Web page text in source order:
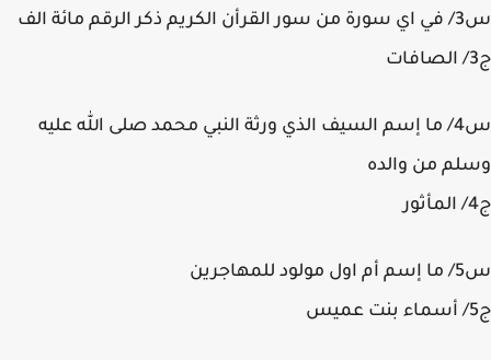
الف
س4/ ما إسم السيف الذي ورثة النبي محمد صلى الله عليه
من والده